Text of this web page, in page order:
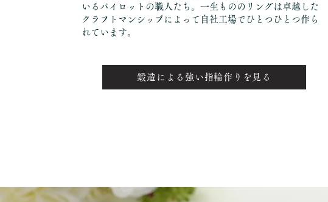
いるパイロットの職人たち。一生もののリングは卓越した
クラフトマンシップによって自社工場でひとつひとつ作ら
れています。
鍛造による強い指輪作りを見る